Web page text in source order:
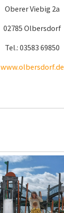
Oberer Viebig 2a
02785 Olbersdorf
Tel.: 03583 69850
www.olbersdorf.de